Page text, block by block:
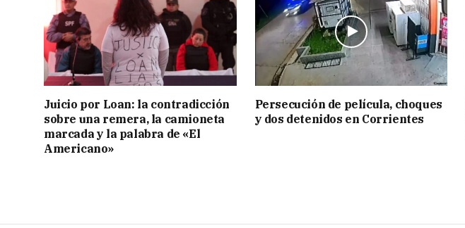
Juicio por Loan: la contradicción
sobre una remera, la camioneta
marcada y la palabra de «El
Americano»
Persecución de película, choques
y dos detenidos en Corrientes